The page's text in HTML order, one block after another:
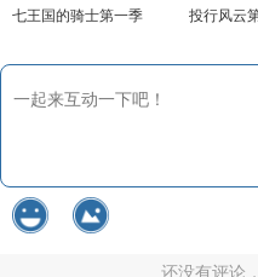
七王国的骑士第一季 投行风云
还没有评论